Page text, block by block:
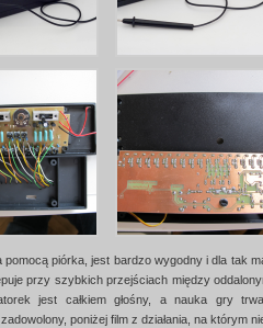
pomocą piórka, jest bardzo wygodny i dla tak
przy szybkich przejściach między
jest całkiem głośny, a nauka gry
poniżej film z działania, na którym